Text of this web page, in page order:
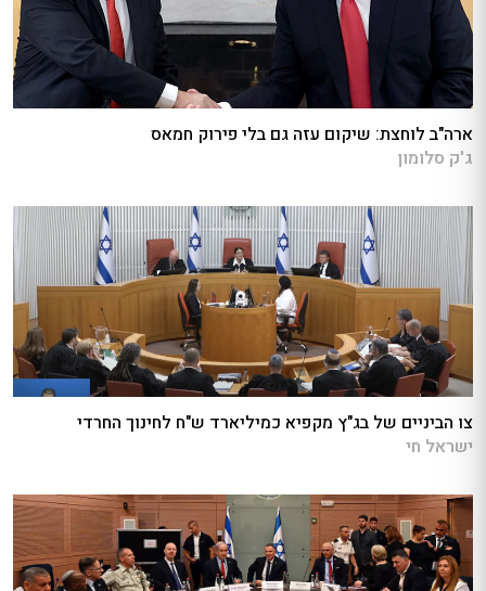
ארה"ב לוחצת: שיקום עזה גם בלי פירוק חמאס
ג'ק סלומון
צו הביניים של בג"ץ מקפיא כמיליארד ש"ח לחינוך החרדי
ישראל חי